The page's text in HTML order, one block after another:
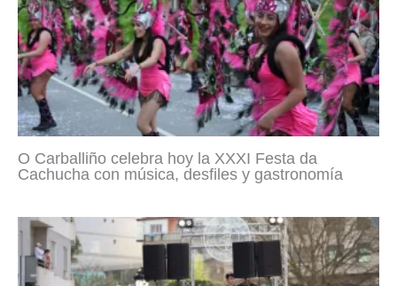
O Carballiño celebra hoy la XXXI Festa da
Cachucha con música, desfiles y gastronomía